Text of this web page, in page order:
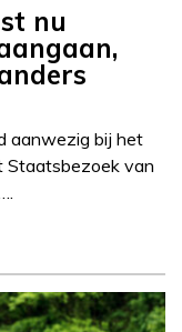
nu
aanwezig bij het
Staatsbezoek van